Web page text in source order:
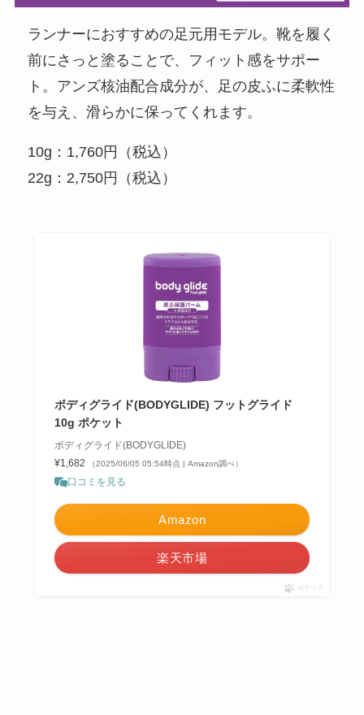
ランナーにおすすめの足元用モデル。靴を履く
前にさっと塗ることで、フィット感をサポー
ト。アンズ核油配合成分が、足の皮ふに柔軟性
を与え、滑らかに保ってくれます。
10g：1,760円（税込）
22g：2,750円（税込）
ボディグライド(BODYGLIDE) フットグライド
10g ポケット
ボディグライド(BODYGLIDE)
¥1,682
（2025/06/05 05:54時点 | Amazon調べ）
口コミを見る
Amazon
楽天市場
ポチップ